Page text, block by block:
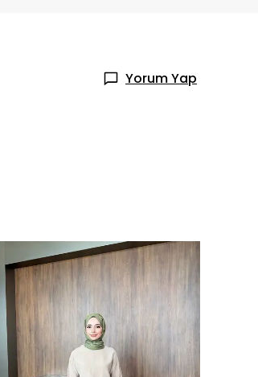
Yorum Yap